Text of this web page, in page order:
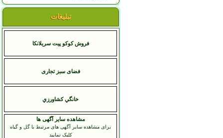
تبلیغات
فروش کوکو پیت سریلانکا
فضای سبز تجاری
خانگي کشاورزي
مشاهده سایر آگهی ها
برای مشاهده سایر آگهی های مرتبط با گل و گیاه
کلیک نمایید